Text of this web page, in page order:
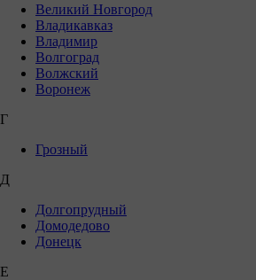
Великий Новгород
Владикавказ
Владимир
Волгоград
Волжский
Воронеж
Г
Грозный
Д
Долгопрудный
Домодедово
Донецк
Е